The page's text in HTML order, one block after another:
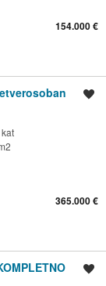
154.000 €
365.000 €